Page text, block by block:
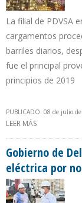
La filial de PDVSA
cargamentos
barriles diarios,
fue el principal
principios de 2019
PUBLICADO: 08 de julio
LEER MÁS
Gobierno de
eléctrica por